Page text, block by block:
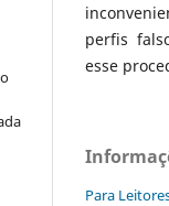
perfis
esse
Para